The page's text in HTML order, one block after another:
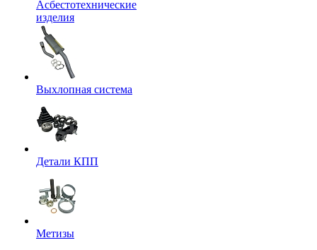
Асбестотехнические
изделия
Выхлопная система
Детали КПП
Метизы